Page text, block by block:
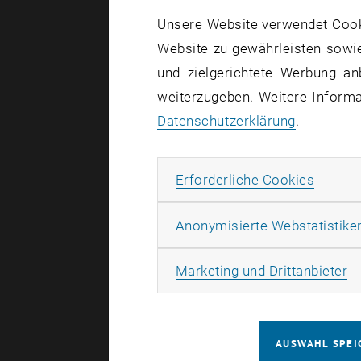
Das
Das
Aspekte
und mit
Laufzeit:
Partner:
Unsere Website verwendet
Website zu gewährleisten
und zielgerichtete Werbung
weiterzugeben. Weitere
Datenschutzerklärung.
Erforderliche Cookies
Anonymisierte
Marketing und Drittanbieter
AUSWAHL